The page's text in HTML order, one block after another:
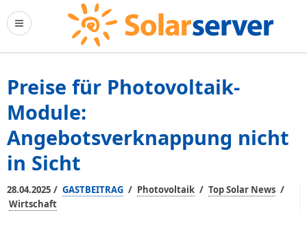
Preise für Photovoltaik-
Module:
Angebotsverknappung nicht
in Sicht
28.04.2025 / GASTBEITRAG / Photovoltaik / Top Solar News /
Wirtschaft